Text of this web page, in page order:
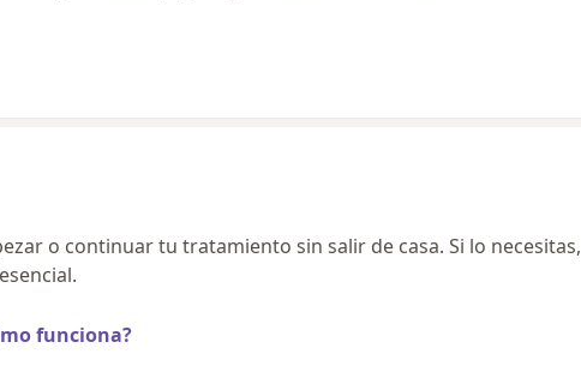
o continuar tu tratamiento sin salir de casa. Si lo necesitas,
funciona?